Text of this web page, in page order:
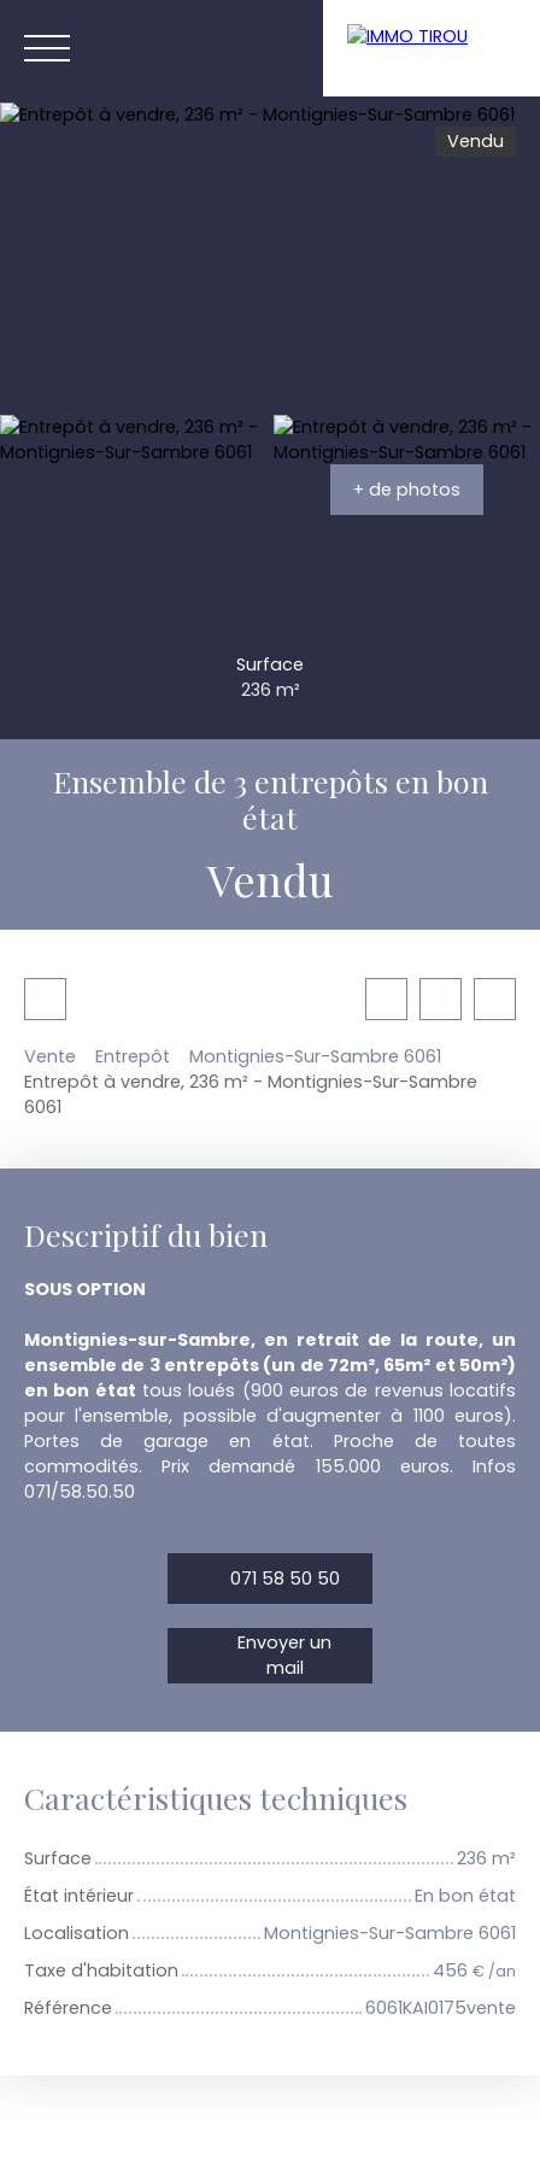
Vendu
+ de photos
Surface
236 m²
Ensemble de 3 entrepôts en bon
état
Vendu
Vente Entrepôt
Montignies-Sur-Sambre 6061
Entrepôt à vendre, 236 m² - Montignies-Sur-Sambre
6061
Descriptif du bien
SOUS OPTION
Montignies-sur-Sambre, en retrait de la route, un
ensemble de 3 entrepôts (un de 72m², 65m² et 50m²)
en bon état tous loués (900 euros de revenus locatifs
pour l'ensemble, possible d'augmenter à 1100 euros).
Portes de garage en état. Proche de toutes
commodités. Prix demandé 155.000 euros. Infos
071/58.50.50
071 58 50 50
Envoyer un
mail
Caractéristiques techniques
Surface 236 m²
État intérieur
En bon état
Localisation
Montignies-Sur-Sambre 6061
Taxe d'habitation
456 € /an
Référence 6061KAI0175vente